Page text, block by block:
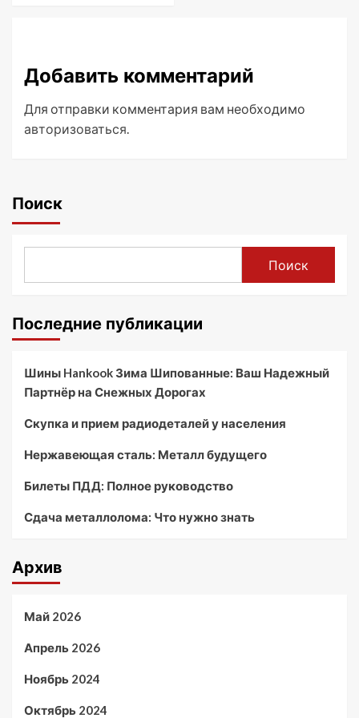
Добавить комментарий
Для отправки комментария вам необходимо
авторизоваться.
Поиск
Поиск
Последние публикации
Шины Hankook Зима Шипованные: Ваш Надежный
Партнёр на Снежных Дорогах
Скупка и прием радиодеталей у населения
Нержавеющая сталь: Металл будущего
Билеты ПДД: Полное руководство
Сдача металлолома: Что нужно знать
Архив
Май 2026
Апрель 2026
Ноябрь 2024
Октябрь 2024